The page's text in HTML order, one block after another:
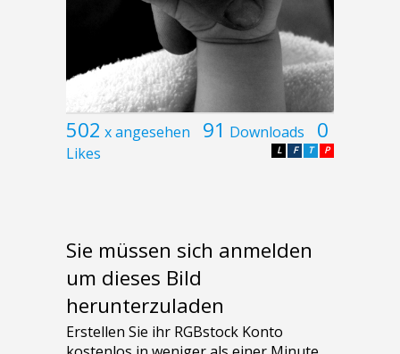
502 x angesehen 91 Downloads 0
Likes P
T
F
L
Sie müssen sich anmelden
um dieses Bild
herunterzuladen